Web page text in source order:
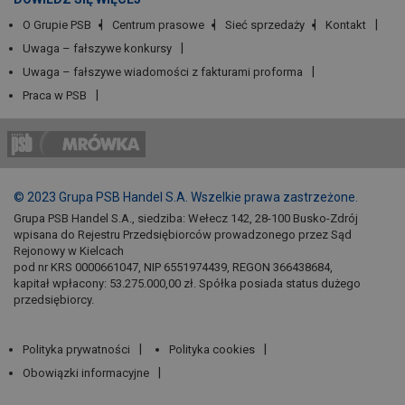
O Grupie PSB Centrum prasowe Sieć sprzedaży
Kontakt
Uwaga – fałszywe konkursy
Uwaga – fałszywe wiadomości z fakturami proforma
Praca w PSB
© 2023 Grupa PSB Handel S.A. Wszelkie prawa zastrzeżone.
Grupa PSB Handel S.A., siedziba: Wełecz 142, 28-100 Busko-Zdrój
wpisana do Rejestru Przedsiębiorców prowadzonego przez Sąd
Rejonowy w Kielcach
pod nr KRS 0000661047, NIP 6551974439, REGON 366438684,
kapitał wpłacony: 53.275.000,00 zł. Spółka posiada status dużego
przedsiębiorcy.
Polityka prywatności
Polityka cookies
Obowiązki informacyjne